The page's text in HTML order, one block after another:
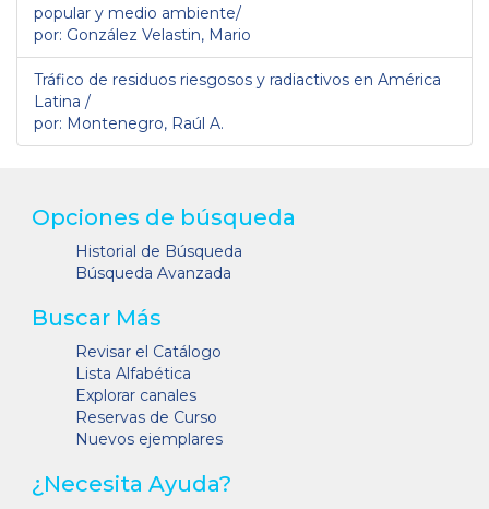
popular y medio ambiente/
por: González Velastin, Mario
Tráfico de residuos riesgosos y radiactivos en América
Latina /
por: Montenegro, Raúl A.
Opciones de búsqueda
Historial de Búsqueda
Búsqueda Avanzada
Buscar Más
Revisar el Catálogo
Lista Alfabética
Explorar canales
Reservas de Curso
Nuevos ejemplares
¿Necesita Ayuda?